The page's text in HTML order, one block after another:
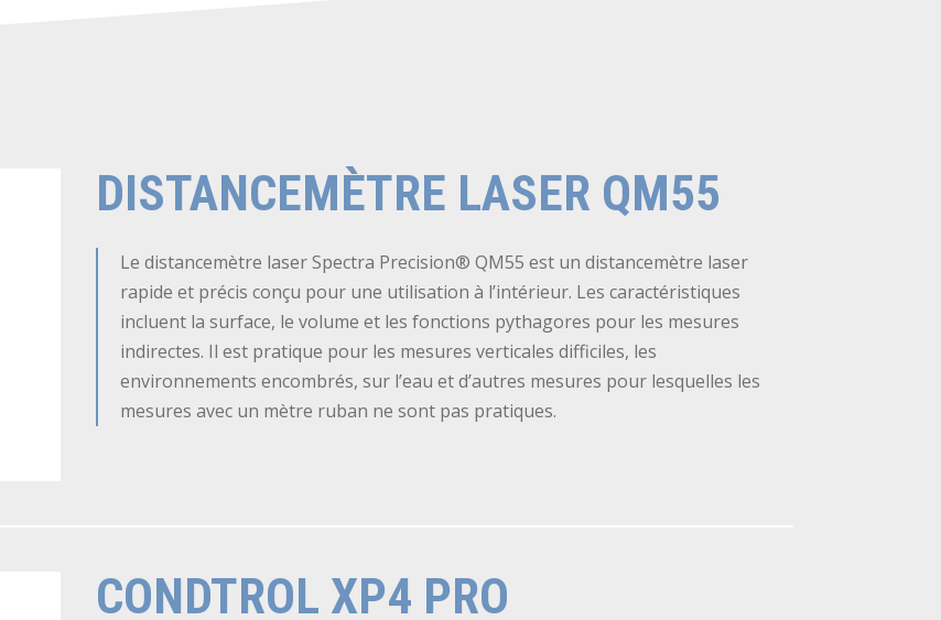
DISTANCEMÈTRE LASER QM55
Le distancemètre laser Spectra Precision® QM55 est un distancemètre laser
rapide et précis conçu pour une utilisation à l’intérieur. Les caractéristiques
incluent la surface, le volume et les fonctions pythagores pour les mesures
indirectes. Il est pratique pour les mesures verticales difficiles, les
environnements encombrés, sur l’eau et d’autres mesures pour lesquelles les
mesures avec un mètre ruban ne sont pas pratiques.
CONDTROL XP4 PRO